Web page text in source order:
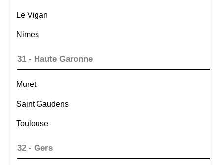
Le Vigan
Nimes
31 - Haute Garonne
Muret
Saint Gaudens
Toulouse
32 - Gers